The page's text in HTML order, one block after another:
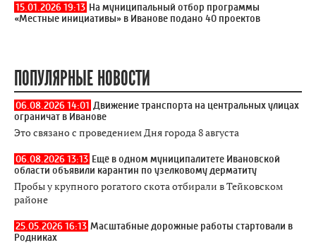
15.01.2026 19:13 На муниципальный отбор программы
«Местные инициативы» в Иванове подано 40 проектов
ПОПУЛЯРНЫЕ НОВОСТИ
06.08.2026 14:01 Движение транспорта на центральных улицах
ограничат в Иванове
Это связано с проведением Дня города 8 августа
06.08.2026 13:13 Ещё в одном муниципалитете Ивановской
области объявили карантин по узелковому дерматиту
Пробы у крупного рогатого скота отбирали в Тейковском
районе
25.05.2026 16:13 Масштабные дорожные работы стартовали в
Родниках